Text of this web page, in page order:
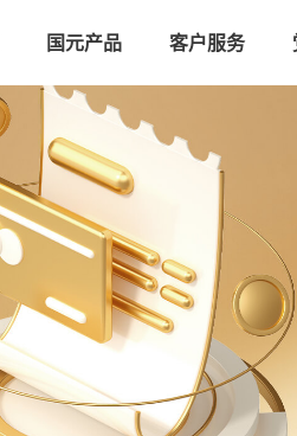
国元产品 客户服务